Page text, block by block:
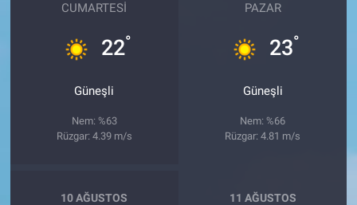
CUMARTESI
22°
Güneşli
Nem: %63
Rüzgar: 4.39 m/s
PAZAR
23°
Güneşli
Nem: %66
Rüzgar: 4.81 m/s
10 AĞUSTOS 11 AĞUSTOS